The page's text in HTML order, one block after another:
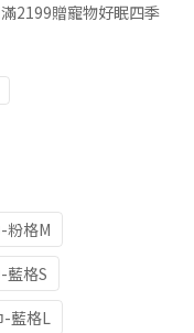
2199贈寵物好眠四季
粉格M
藍格S
-藍格L